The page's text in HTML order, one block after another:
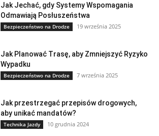
Jak Jechać, gdy Systemy Wspomagania
Odmawiają Posłuszeństwa
Bezpieczeństwo na Drodze 19 września 2025
Jak Planować Trasę, aby Zmniejszyć Ryzyko
Wypadku
Bezpieczeństwo na Drodze 7 września 2025
Jak przestrzegać przepisów drogowych,
aby unikać mandatów?
Technika Jazdy 10 grudnia 2024